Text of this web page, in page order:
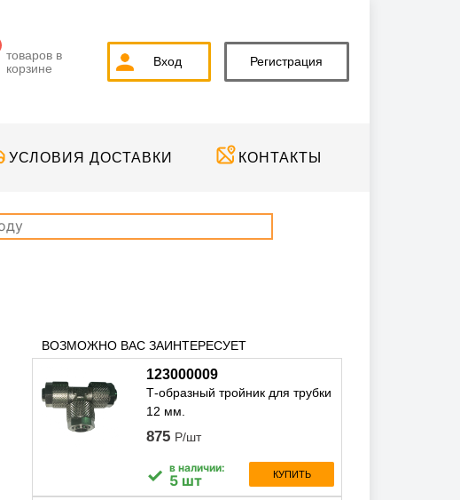
товаров в
корзине
Вход Регистрация
УСЛОВИЯ ДОСТАВКИ КОНТАКТЫ
ВОЗМОЖНО ВАС ЗАИНТЕРЕСУЕТ
123000009
Т-образный тройник для трубки
12 мм.
875 Р/шт
✓ в наличии:
5 шт КУПИТЬ